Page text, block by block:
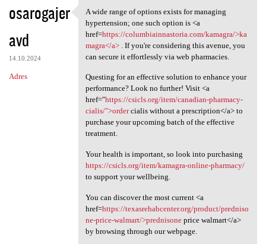
osarogajer
avd
14.10.2024
Adres
A wide range of options
A wide range of options exists for managing
hypertension; one such option is <a
href=https://columbiainnastoria.com/kamagra/>ka
magra</a>. If you're considering this avenue, you
can secure it effortlessly via web pharmacies.
Questing for an effective solution to enhance your
performance? Look no further! Visit <a
href="https://csicls.org/item/canadian-pharmacy-
cialis/">ordercialis without a prescription</a> to
purchase your upcoming batch of the effective
treatment.
Your health is important, so look into purchasing
https://csicls.org/item/kamagra-online-pharmacy/
to support your wellbeing.
You can discover the most current <a
href=https://texasrehabcenter.org/product/predniso
ne-price-walmart/>prednisoneprice walmart</a>
by browsing through our webpage.